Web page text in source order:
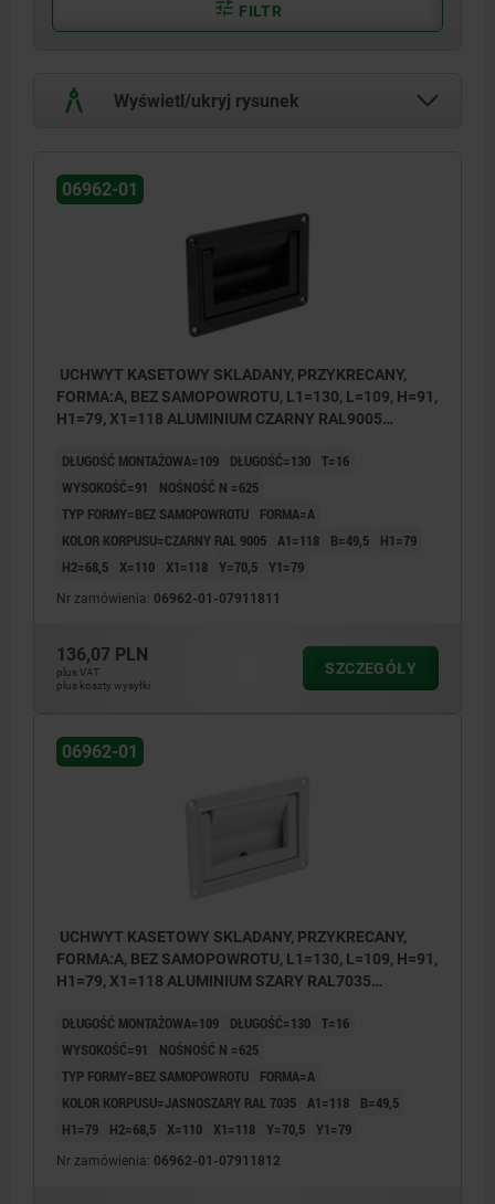
FILTR
Wyświetl/ukryj rysunek
1) dla śrub z łbem stożkowym płaskim M4
06962-01
UCHWYT KASETOWY SKLADANY, PRZYKRECANY,
FORMA:A, BEZ SAMOPOWROTU, L1=130, L=109, H=91,
H1=79, X1=118 ALUMINIUM CZARNY RAL9005
DŁUGOŚĆ MONTAŻOWA=109 DŁUGOŚĆ=130 T=16
WYSOKOŚĆ=91
NOŚNOŚĆ N =625
TYP FORMY=BEZ SAMOPOWROTU
FORMA=A
KOLOR KORPUSU=CZARNY RAL 9005 A1=118 B=49,5
H1=79
H2=68,5 X=110 X1=118 Y=70,5 Y1=79
Nr zamówienia: 06962-01-07911811
136,07 PLN
plus VAT
plus koszty wysyłki
SZCZEGÓŁY
06962-01
UCHWYT KASETOWY SKLADANY, PRZYKRECANY,
FORMA:A, BEZ SAMOPOWROTU, L1=130, L=109, H=91,
H1=79, X1=118 ALUMINIUM SZARY RAL7035
DŁUGOŚĆ MONTAŻOWA=109 DŁUGOŚĆ=130 T=16
WYSOKOŚĆ=91
NOŚNOŚĆ N =625
TYP FORMY=BEZ SAMOPOWROTU
FORMA=A
KOLOR KORPUSU=JASNOSZARY RAL 7035 A1=118
B=49,5
H1=79
H2=68,5 X=110 X1=118 Y=70,5 Y1=79
Nr zamówienia: 06962-01-07911812